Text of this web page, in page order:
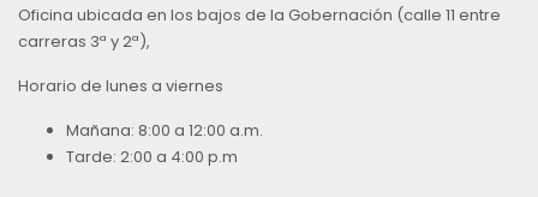
Oficina ubicada en los bajos de la Gobernación (calle 11 entre
carreras 3ª y 2ª),
Horario de lunes a viernes
Mañana: 8:00 a 12:00 a.m.
Tarde: 2:00 a 4:00 p.m